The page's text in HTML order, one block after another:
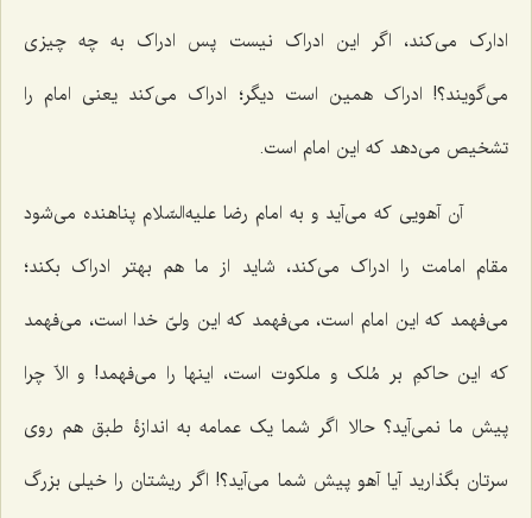
ادارک مى‌کند، اگر این ادراک نیست پس ادراک به چه چیزی
مى‌گویند؟! ادراک همین است دیگر؛ ادراک مى‌کند یعنی امام را
تشخیص مى‌دهد که این امام است.
آن آهویى که مى‌آید و به امام رضا علیه‌السّلام پناهنده مى‌شود
مقام امامت را ادراک مى‌کند، شاید از ما هم بهتر ادراک بکند؛
مى‌فهمد که این امام است، مى‌فهمد که این ولىّ خدا است، مى‌فهمد
که این حاکمِ بر مُلک و ملکوت است، اینها را مى‌فهمد! و الاّ چرا
پیش ما نمى‌آید؟ حالا اگر شما یک عمامه به اندازۀ طبق هم روی
سرتان بگذارید آیا آهو پیش شما مى‌آید؟! اگر ریشتان را خیلی بزرگ